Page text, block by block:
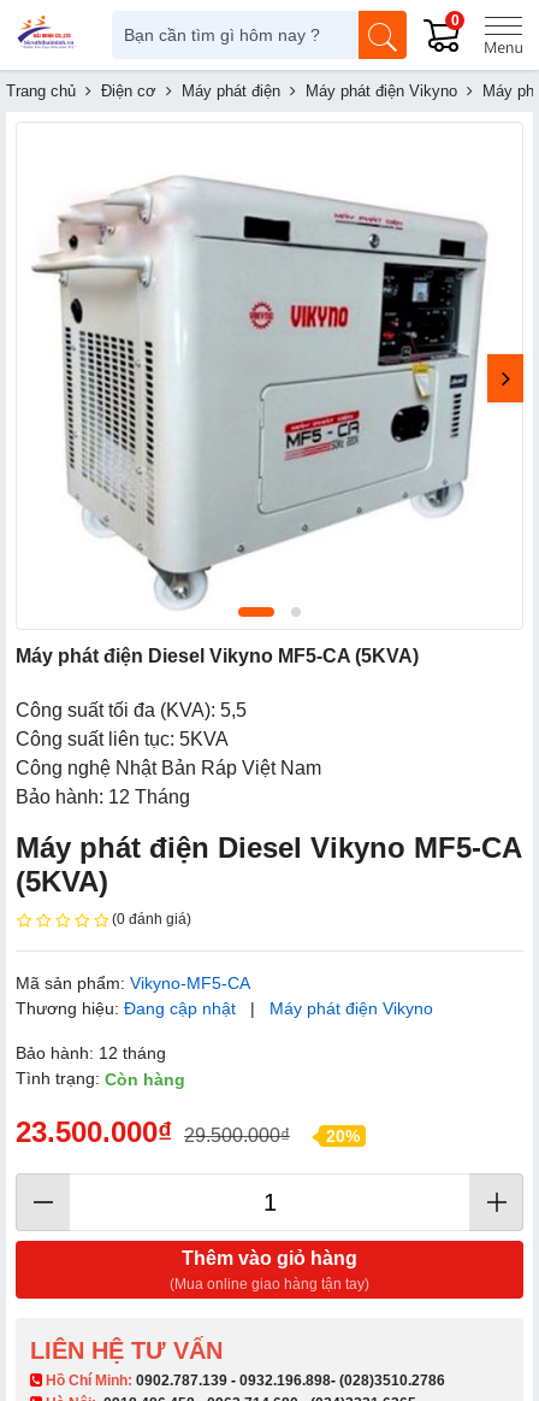
0
Trang chủ Điện cơ Máy phát điện Máy phát điện Vikyno Máy
Máy phát điện Diesel Vikyno MF5-CA (5KVA)
Công suất tối đa (KVA): 5,5
Công suất liên tục: 5KVA
Công nghệ Nhật Bản Ráp Việt Nam
Bảo hành: 12 Tháng
Máy phát điện Diesel Vikyno MF5-CA
(5KVA)
(0 đánh giá)
Mã sản phẩm: Vikyno-MF5-CA
Thương hiệu: Đang cập nhật | Máy phát điện Vikyno
Bảo hành: 12 tháng
Tình trạng: Còn hàng
23.500.000₫ 29.500.000₫ 20%
Thêm vào giỏ hàng
(Mua online giao hàng tận tay)
LIÊN HỆ TƯ VẤN
​ Hồ Chí Minh: 0902.787.139 - 0932.196.898- (028)3510.2786